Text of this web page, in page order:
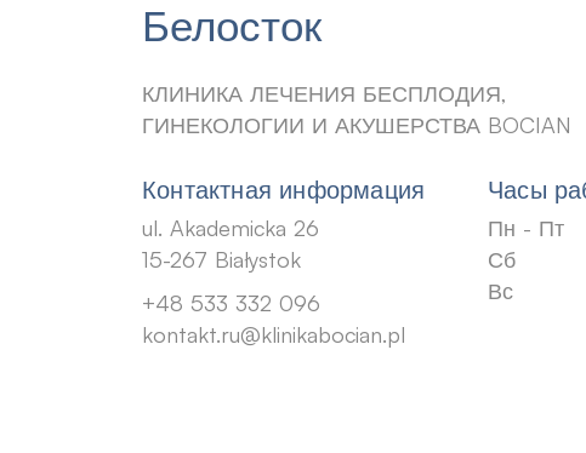
Белосток
КЛИНИКА ЛЕЧЕНИЯ БЕСПЛОДИЯ,
ГИНЕКОЛОГИИ И АКУШЕРСТВА BOCIAN
Контактная информация
ul. Akademicka 26
15-267 Białystok
+48 533 332 096
kontakt.ru@klinikabocian.pl
Часы
Пн - Пт
Сб
Вс